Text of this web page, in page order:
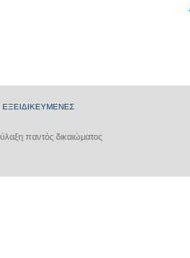
ΕΞΕΙΔΙΚΕΥΜΕΝΕΣ
παντός δικαιώματος